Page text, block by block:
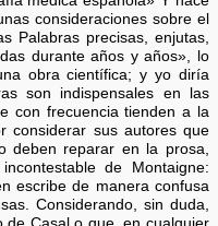
consideraciones sobre el
Palabras precisas, enjutas,
durante años y años», lo
obra científica; y yo diría
son indispensales en las
con frecuencia tienden a la
considerar sus autores que
deben reparar en la prosa,
de Montaigne:
escribe de manera confusa
Considerando, sin duda,